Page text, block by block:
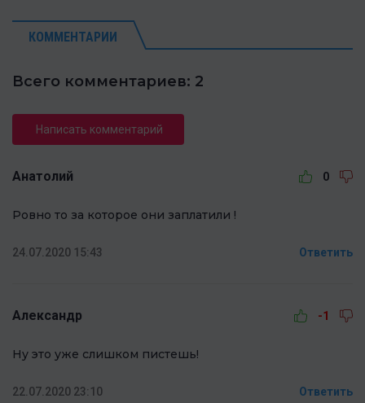
КОММЕНТАРИИ
Всего комментариев: 2
Написать комментарий
Анатолий 0
Ровно то за которое они заплатили !
24.07.2020 15:43 Ответить
Александр -1
Ну это уже слишком пистешь!
22.07.2020 23:10 Ответить